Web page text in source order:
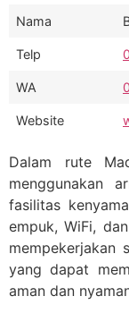
Nama
Telp
WA
Website
Dalam rute
menggunakan
fasilitas
empuk, WiFi,
mempekerjakan
yang dapat
aman dan